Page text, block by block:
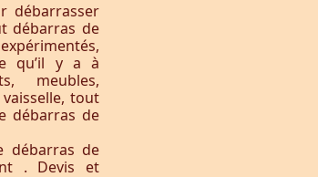
débarrasser
débarras de
qu’il y a à
meubles,
tout
débarras de
débarras de
. Devis et